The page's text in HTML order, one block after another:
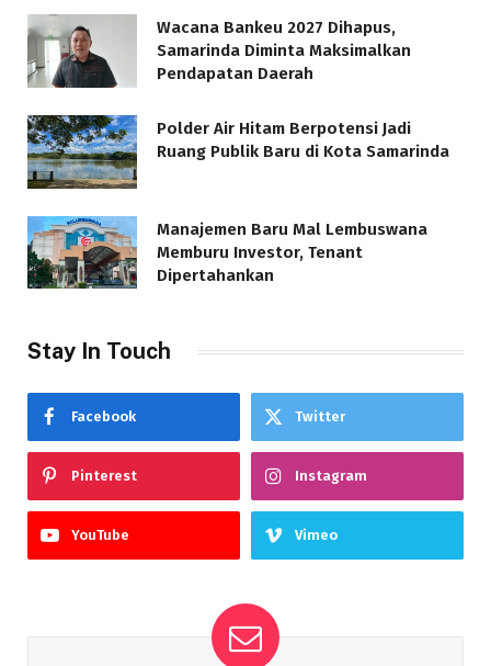
Wacana Bankeu 2027 Dihapus,
Samarinda Diminta Maksimalkan
Pendapatan Daerah
Polder Air Hitam Berpotensi Jadi
Ruang Publik Baru di Kota Samarinda
Manajemen Baru Mal Lembuswana
Memburu Investor, Tenant
Dipertahankan
Stay In Touch
Facebook Twitter
Pinterest Instagram
YouTube Vimeo